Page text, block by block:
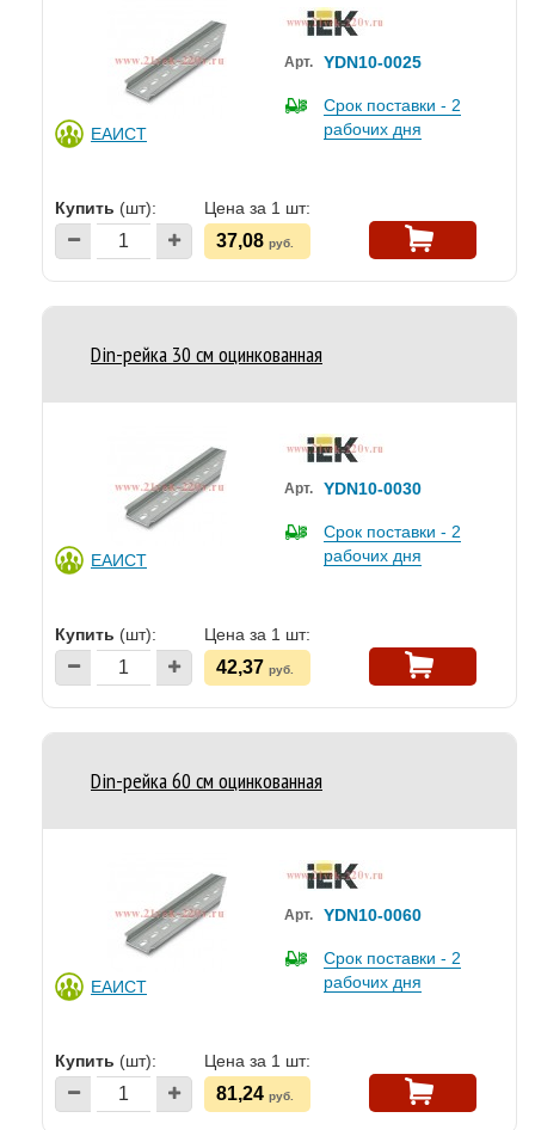
ЕАИСТ
Арт. YDN10-0025
Срок поставки - 2
рабочих дня
Купить (шт): Цена за 1 шт:
37,08 руб.
Din-рейка 30 см оцинкованная
ЕАИСТ
Арт. YDN10-0030
Срок поставки - 2
рабочих дня
Купить (шт): Цена за 1 шт:
42,37 руб.
Din-рейка 60 см оцинкованная
ЕАИСТ
Арт. YDN10-0060
Срок поставки - 2
рабочих дня
Купить (шт): Цена за 1 шт:
81,24 руб.